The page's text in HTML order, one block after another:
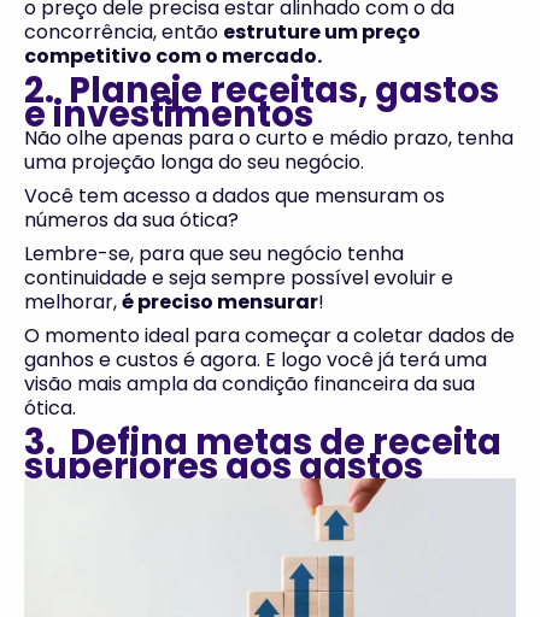
o preço dele precisa estar alinhado com o da
concorrência, então estruture um preço
competitivo com o mercado.
2. Planeje receitas, gastos
e investimentos
Não olhe apenas para o curto e médio prazo, tenha
uma projeção longa do seu negócio.
Você tem acesso a dados que mensuram os
números da sua ótica?
Lembre-se, para que seu negócio tenha
continuidade e seja sempre possível evoluir e
melhorar,é preciso mensurar!
O momento ideal para começar a coletar dados de
ganhos e custos é agora. E logo você já terá uma
visão mais ampla da condição financeira da sua
ótica.
3. Defina metas de receita
superiores aos gastos